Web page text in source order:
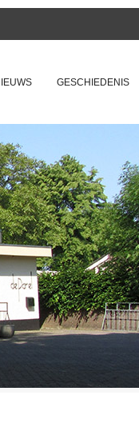
GESCHIEDENIS